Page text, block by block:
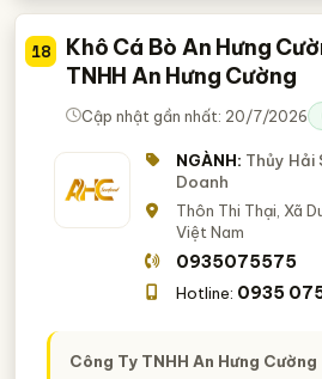
18
Khô Cá Bò An Hưng
TNHH An Hưng Cường
Cập nhật gần nhất: 20/7/2026
NGÀNH: Thủy Hải
Doanh
Thôn Thi Thại, Xã
Việt Nam
0935075575
Hotline: 0935
Công Ty TNHH An Hưng Cường